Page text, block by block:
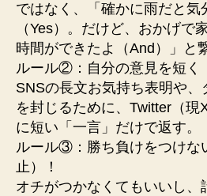
ではなく、「確かに雨だと気
（Yes）。だけど、おかげで
時間ができたよ（And）」と
ルール②：自分の意見を短く
SNSの長文お気持ち表明や
を封じるために、Twitter（現
に短い「一言」だけで返す。
ルール③：勝ち負けをつけな
止）！
オチがつかなくてもいいし、